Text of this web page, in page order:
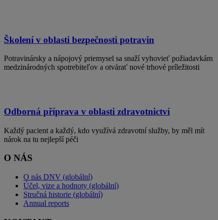
Školení v oblasti bezpečnosti potravin
Potravinársky a nápojový priemysel sa snaží vyhovieť požiadavkám
medzinárodných spotrebiteľov a otvárať nové trhové príležitosti
Odborná příprava v oblasti zdravotnictví
Každý pacient a každý, kdo využívá zdravotní služby, by měl mít
nárok na tu nejlepší péči
O NÁS
O nás DNV (globální)
Účel, vize a hodnoty (globální)
Stručná historie (globální)
Annual reports